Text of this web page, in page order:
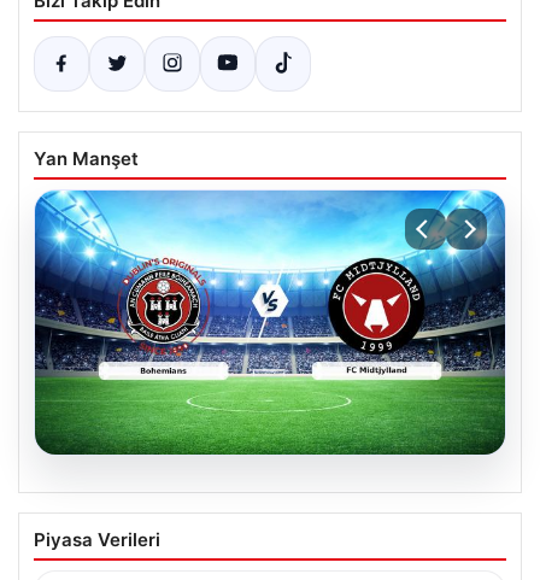
Yan Manşet
06.08.2026
CANLI | Bohemians – FC Midtjylland
Maç Detayları ve Canlı Yayın Bilgileri
Piyasa Verileri